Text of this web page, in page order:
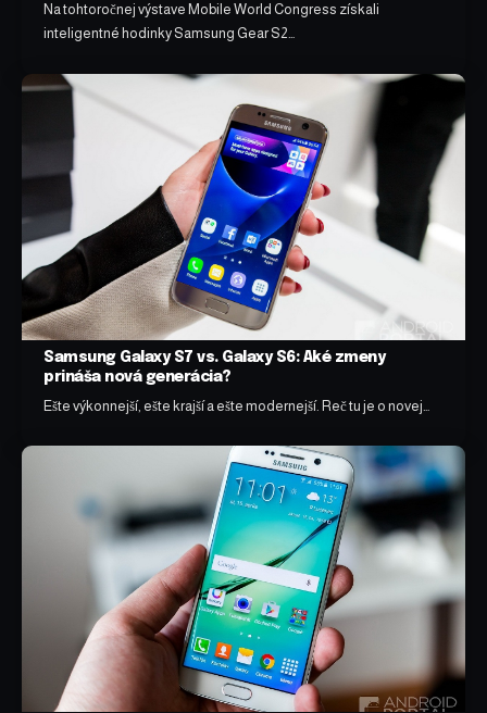
Na tohtoročnej výstave Mobile World Congress získali
inteligentné hodinky Samsung Gear S2…
Samsung Galaxy S7 vs. Galaxy S6: Aké zmeny
prináša nová generácia?
Ešte výkonnejší, ešte krajší a ešte modernejší. Reč tu je o novej…